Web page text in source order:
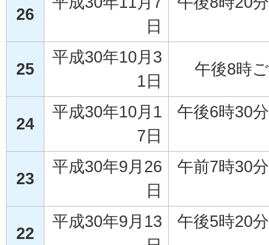
26
日
25
平成30年10月3
1日
午後8時
24
平成30年10月1
7日
午後6時30
23
平成30年9月26
日
午前7時30
22
平成30年9月13
午後5時20